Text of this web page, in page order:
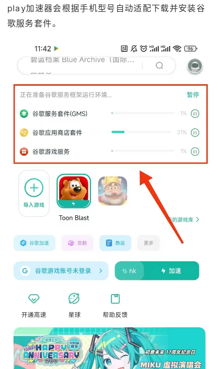
play加速器会根据手机型号自动适配下载并安装谷
歌服务套件。